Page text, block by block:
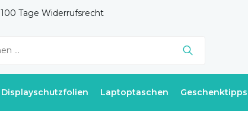
100 Tage Widerrufsrecht
Displayschutzfolien Laptoptaschen Geschenktipps